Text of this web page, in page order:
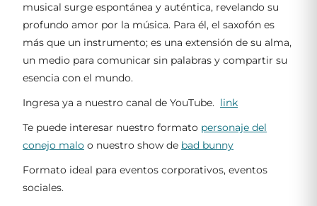
musical surge espontánea y auténtica, revelando su
profundo amor por la música. Para él, el saxofón es
más que un instrumento; es una extensión de su alma,
un medio para comunicar sin palabras y compartir su
esencia con el mundo.
Ingresa ya a nuestro canal de YouTube. link
Te puede interesar nuestro formato personaje del
conejo malo o nuestro show de bad bunny
Formato ideal para eventos corporativos, eventos
sociales.